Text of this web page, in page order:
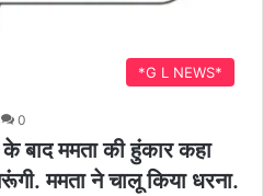
*G L NEWS*
0
बाद ममता की हुंकार कहा
ममता ने चालू किया धरना.